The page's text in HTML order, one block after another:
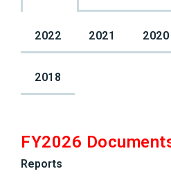
2022 2021 2020
2018
FY2026
Reports